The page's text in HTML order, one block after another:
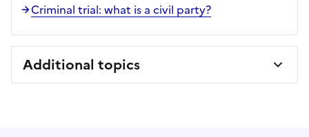
Criminal trial: what is a civil party?
Additional topics